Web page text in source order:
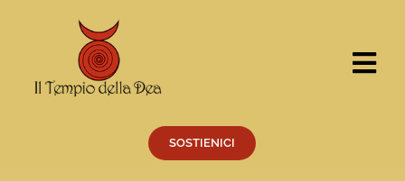
contenuto
SOSTIENICI